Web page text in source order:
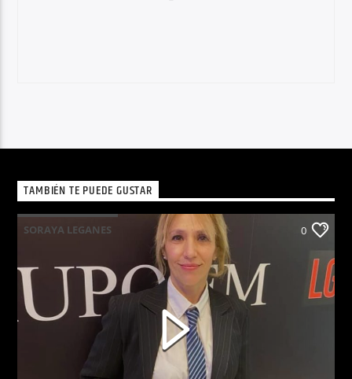
TAMBIÉN TE PUEDE GUSTAR
SORAYA LEGANES 0